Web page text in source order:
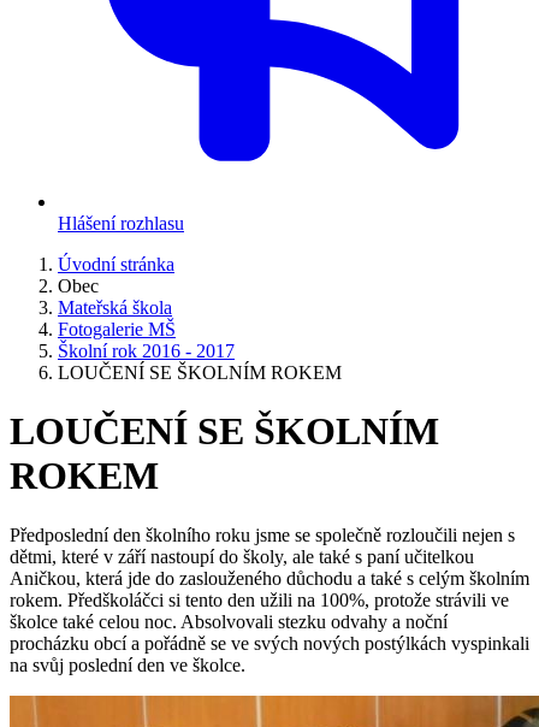
Hlášení rozhlasu
Úvodní stránka
Obec
Mateřská škola
Fotogalerie MŠ
Školní rok 2016 - 2017
LOUČENÍ SE ŠKOLNÍM ROKEM
LOUČENÍ SE ŠKOLNÍM
ROKEM
Předposlední den školního roku jsme se společně rozloučili nejen s
dětmi, které v září nastoupí do školy, ale také s paní učitelkou
Aničkou, která jde do zaslouženého důchodu a také s celým školním
rokem. Předškoláčci si tento den užili na 100%, protože strávili ve
školce také celou noc. Absolvovali stezku odvahy a noční
procházku obcí a pořádně se ve svých nových postýlkách vyspinkali
na svůj poslední den ve školce.